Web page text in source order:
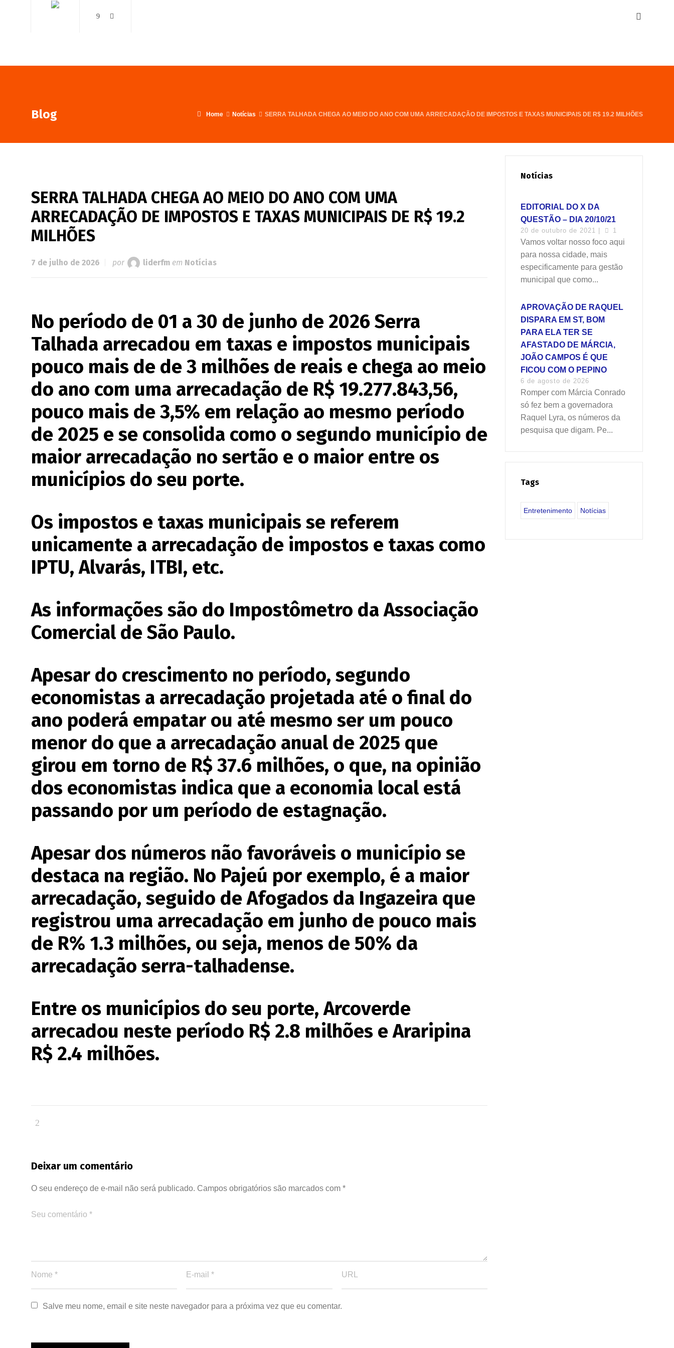
Blog Home Notícias SERRA TALHADA CHEGA AO MEIO DO ANO COM UMA ARRECADAÇÃO DE IMPOSTOS E TAXAS MUNICIPAIS DE R$ 19.2 MILHÕES
SERRA TALHADA CHEGA AO MEIO DO ANO COM UMA
ARRECADAÇÃO DE IMPOSTOS E TAXAS MUNICIPAIS DE R$ 19.2
MILHÕES
7 de julho de 2026 por liderfm em Notícias
No período de 01 a 30 de junho de 2026 Serra
Talhada arrecadou em taxas e impostos municipais
pouco mais de de 3 milhões de reais e chega ao meio
do ano com uma arrecadação de R$ 19.277.843,56,
pouco mais de 3,5% em relação ao mesmo período
de 2025 e se consolida como o segundo município de
maior arrecadação no sertão e o maior entre os
municípios do seu porte.
Os impostos e taxas municipais se referem
unicamente a arrecadação de impostos e taxas como
IPTU, Alvarás, ITBI, etc.
As informações são do Impostômetro da Associação
Comercial de São Paulo.
Apesar do crescimento no período, segundo
economistas a arrecadação projetada até o final do
ano poderá empatar ou até mesmo ser um pouco
menor do que a arrecadação anual de 2025 que
girou em torno de R$ 37.6 milhões, o que, na opinião
dos economistas indica que a economia local está
passando por um período de estagnação.
Apesar dos números não favoráveis o município se
destaca na região. No Pajeú por exemplo, é a maior
arrecadação, seguido de Afogados da Ingazeira que
registrou uma arrecadação em junho de pouco mais
de R% 1.3 milhões, ou seja, menos de 50% da
arrecadação serra-talhadense.
Entre os municípios do seu porte, Arcoverde
arrecadou neste período R$ 2.8 milhões e Araripina
R$ 2.4 milhões.
Deixar um comentário
O seu endereço de e-mail não será publicado. Campos obrigatórios são marcados com *
Salve meu nome, email e site neste navegador para a próxima vez que eu comentar.
Notícias
EDITORIAL DO X DA
QUESTÃO – DIA 20/10/21
20 de outubro de 2021 | 1
Vamos voltar nosso foco aqui
para nossa cidade, mais
especificamente para gestão
municipal que como...
APROVAÇÃO DE RAQUEL
DISPARA EM ST, BOM
PARA ELA TER SE
AFASTADO DE MÁRCIA,
JOÃO CAMPOS É QUE
FICOU COM O PEPINO
6 de agosto de 2026
Romper com Márcia Conrado
só fez bem a governadora
Raquel Lyra, os números da
pesquisa que digam. Pe...
Tags
Entretenimento Notícias